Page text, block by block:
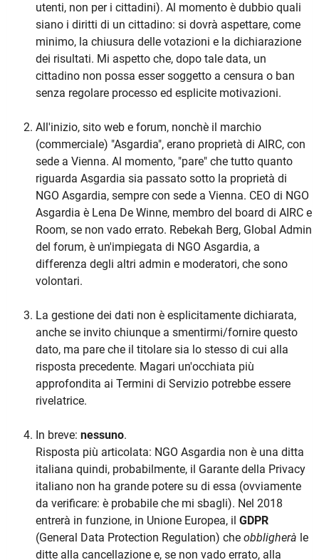
utenti, non per i cittadini). Al momento è dubbio quali
siano i diritti di un cittadino: si dovrà aspettare, come
minimo, la chiusura delle votazioni e la dichiarazione
dei risultati. Mi aspetto che, dopo tale data, un
cittadino non possa esser soggetto a censura o ban
senza regolare processo ed esplicite motivazioni.
All'inizio, sito web e forum, nonchè il marchio
(commerciale) "Asgardia", erano proprietà di AIRC, con
sede a Vienna. Al momento, "pare" che tutto quanto
riguarda Asgardia sia passato sotto la proprietà di
NGO Asgardia, sempre con sede a Vienna. CEO di NGO
Asgardia è Lena De Winne, membro del board di AIRC e
Room, se non vado errato. Rebekah Berg, Global Admin
del forum, è un'impiegata di NGO Asgardia, a
differenza degli altri admin e moderatori, che sono
volontari.
La gestione dei dati non è esplicitamente dichiarata,
anche se invito chiunque a smentirmi/fornire questo
dato, ma pare che il titolare sia lo stesso di cui alla
risposta precedente. Magari un'occhiata più
approfondita ai Termini di Servizio potrebbe essere
rivelatrice.
In breve: nessuno.
Risposta più articolata: NGO Asgardia non è una ditta
italiana quindi, probabilmente, il Garante della Privacy
italiano non ha grande potere su di essa (ovviamente
da verificare: è probabile che mi sbagli). Nel 2018
entrerà in funzione, in Unione Europea, il GDPR
(General Data Protection Regulation) che obbligherà le
ditte alla cancellazione e, se non vado errato, alla